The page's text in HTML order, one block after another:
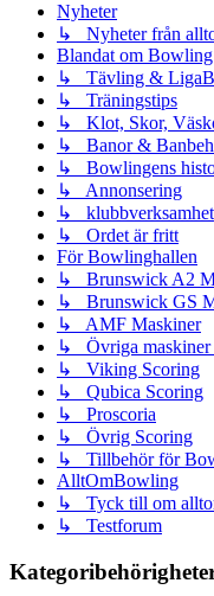
Nyheter
↳ Nyheter från
Blandat om Bowling
↳ Tävling &
↳ Träningstips
↳ Klot, Skor,
↳ Banor &
↳ Bowlingens
↳ Annonsering
↳ klubbverksamhet
↳ Ordet är fritt
För Bowlinghallen
↳ Brunswick A2
↳ Brunswick GS
↳ AMF Maskiner
↳ Övriga maskiner
↳ Viking Scoring
↳ Qubica Scoring
↳ Proscoria
↳ Övrig Scoring
↳ Tillbehör för
AlltOmBowling
↳ Tyck till om
↳ Testforum